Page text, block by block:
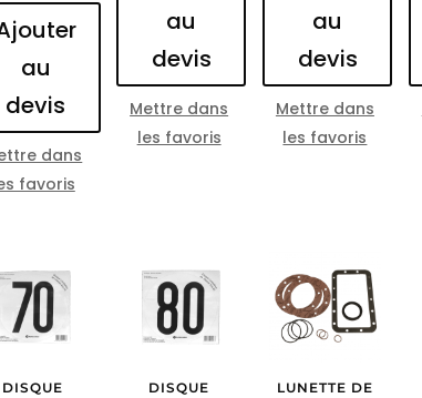
au
devis
dans
favoris
au
devis
Mettre dans
les favoris
au
devis
Mettre dans
les favoris
DISQUE
DISQUE
LUNETTE DE